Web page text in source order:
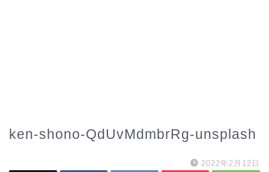
ken-shono-QdUvMdmbrRg-unsplash
2022年2月12日